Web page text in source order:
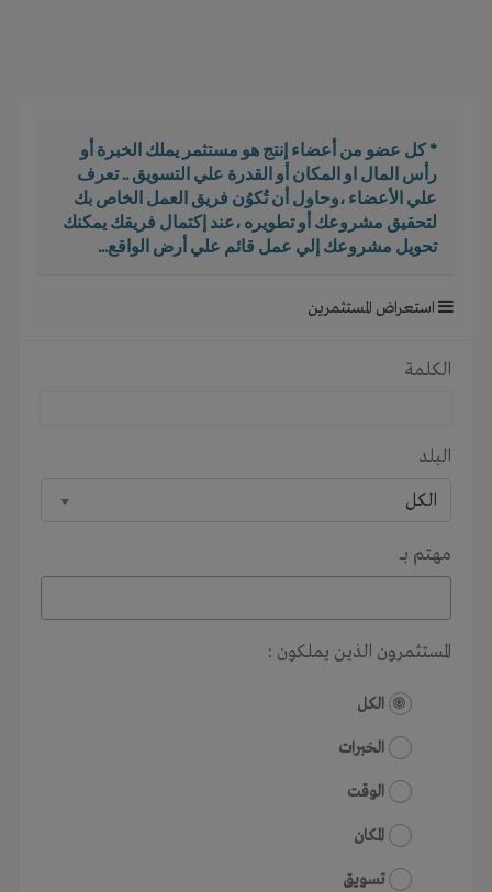
* كل عضو من أعضاء إنتج هو مستثمر يملك الخبرة أو
رأس المال او المكان أو القدرة علي التسويق .. تعرف
علي الأعضاء ،وحاول أن تُكوُن فريق العمل الخاص بك
لتحقيق مشروعك أو تطويره ،عند إكتمال فريقك يمكنك
تحويل مشروعك إلي عمل قائم علي أرض الواقع...
استعراض المستثمرين
الكلمة
البلد
الكل
مهتم بـــ
المستثمرون الذين يملكون :
الكل
الخبرات
الوقت
المكان
تسويق